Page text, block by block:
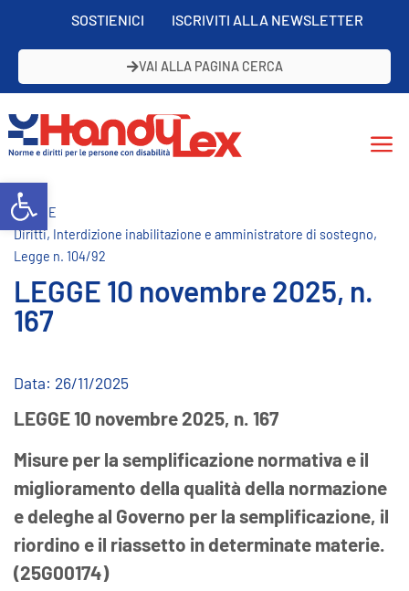
Open toolbar
SOSTIENICI ISCRIVITI ALLA NEWSLETTER
VAI ALLA PAGINA CERCA
NORME
Diritti, Interdizione inabilitazione e amministratore di sostegno,
Legge n. 104/92
LEGGE 10 novembre 2025, n.
167
Data: 26/11/2025
LEGGE 10 novembre 2025, n. 167
Misure per la semplificazione normativa e il
miglioramento della qualità della normazione
e deleghe al Governo per la semplificazione, il
riordino e il riassetto in determinate materie.
(25G00174)